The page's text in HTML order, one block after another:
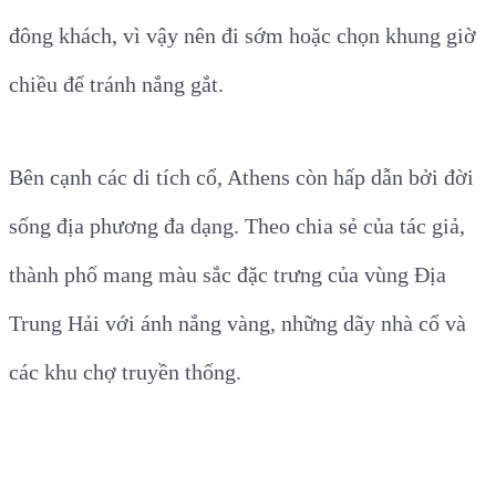
đông khách, vì vậy nên đi sớm hoặc chọn khung giờ
chiều để tránh nắng gắt.
Bên cạnh các di tích cổ, Athens còn hấp dẫn bởi đời
sống địa phương đa dạng. Theo chia sẻ của tác giả,
thành phố mang màu sắc đặc trưng của vùng Địa
Trung Hải với ánh nắng vàng, những dãy nhà cổ và
các khu chợ truyền thống.